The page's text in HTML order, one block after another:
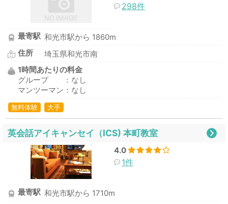
298件
最寄駅 和光市駅から 1860m
住所
埼玉県和光市南
1時間あたりの料金
グループ ：なし
マンツーマン：なし
無料体験 大手
英会話アイキャンセイ（ICS) 本町教室
4.0
1件
最寄駅 和光市駅から 1710m